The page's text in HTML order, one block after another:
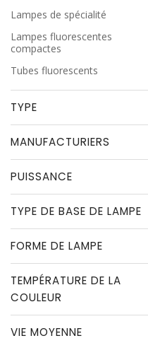
Lampes de spécialité
Lampes fluorescentes
compactes
Tubes fluorescents
TYPE
MANUFACTURIERS
PUISSANCE
TYPE DE BASE DE LAMPE
FORME DE LAMPE
TEMPÉRATURE DE LA
COULEUR
VIE MOYENNE